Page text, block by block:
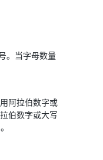
。当字母数量
阿拉伯数字或
伯数字或大写